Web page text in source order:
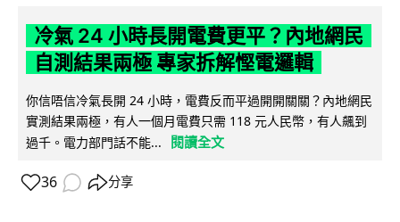
冷氣 24 小時長開電費更平？內地網民
自測結果兩極 專家拆解慳電邏輯
你信唔信冷氣長開 24 小時，電費反而平過開開關關？內地網民
實測結果兩極，有人一個月電費只需 118 元人民幣，有人飆到
過千。電力部門話不能...
閱讀全文
36 分享